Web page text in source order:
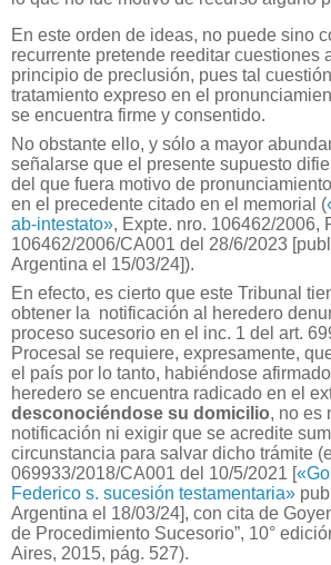
En este orden de ideas, no puede sino
recurrente pretende reeditar cuestiones
principio de preclusión, pues tal
tratamiento expreso en el
se encuentra firme y consentido.
No obstante ello, y sólo a mayor
señalarse que el presente supuesto
del que fuera motivo de
en el precedente citado en el memorial (
ab-intestato», Expte. nro. 106462/2006,
106462/2006/CA001 del 28/6/2023
Argentina el 15/03/24]).
En efecto, es cierto que este Tribunal
obtener la notificación al heredero
proceso sucesorio en el inc. 1 del art.
Procesal se requiere, expresamente,
el país por lo tanto, habiéndose
heredero se encuentra radicado en el
desconociéndose su domicilio, no es
notificación ni exigir que se acredite
circunstancia para salvar dicho trámite
069933/2018/CA001 del 10/5/2021 [
Federico s. sucesión testamentaria»
Argentina el 18/03/24], con cita de
de Procedimiento Sucesorio”, 10°
Aires, 2015, pág. 527).